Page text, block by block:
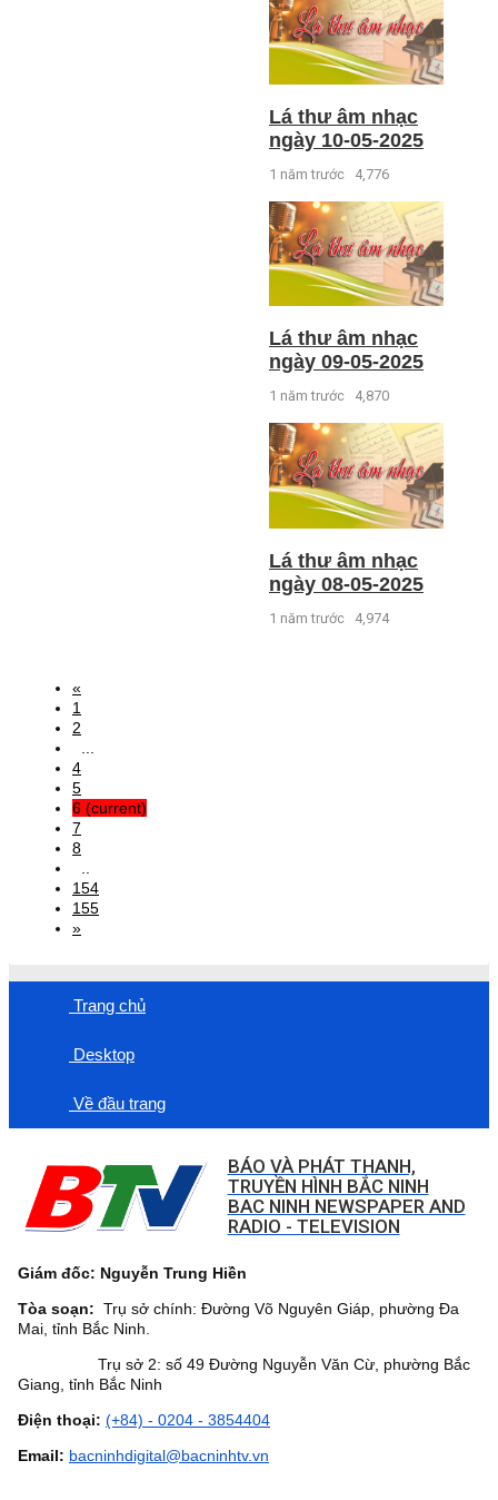
Lá thư âm nhạc
ngày 10-05-2025
1 năm trước 4,776
Lá thư âm nhạc
ngày 09-05-2025
1 năm trước 4,870
Lá thư âm nhạc
ngày 08-05-2025
1 năm trước 4,974
«
1
2
4
5
6 (current)
7
8
154
155
»
Trang chủ
Desktop
Về đầu trang
BÁO VÀ PHÁT THANH,
TRUYỀN HÌNH BẮC NINH
BAC NINH NEWSPAPER AND
RADIO - TELEVISION
Giám đốc: Nguyễn Trung Hiền
Tòa soạn: Trụ sở chính: Đường Võ Nguyên Giáp, phường Đa
Mai, tỉnh Bắc Ninh.
Trụ sở 2: số 49 Đường Nguyễn Văn Cừ, phường Bắc
Giang, tỉnh Bắc Ninh
Điện thoại: (+84) - 0204 - 3854404
Email: bacninhdigital@bacninhtv.vn